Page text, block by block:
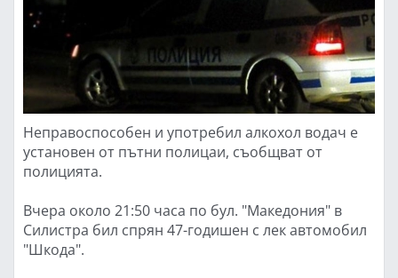
Неправоспособен и употребил алкохол водач е
установен от пътни полицаи, съобщват от
полицията.
Вчера около 21:50 часа по бул. "Македония" в
Силистра бил спрян 47-годишен с лек автомобил
"Шкода".